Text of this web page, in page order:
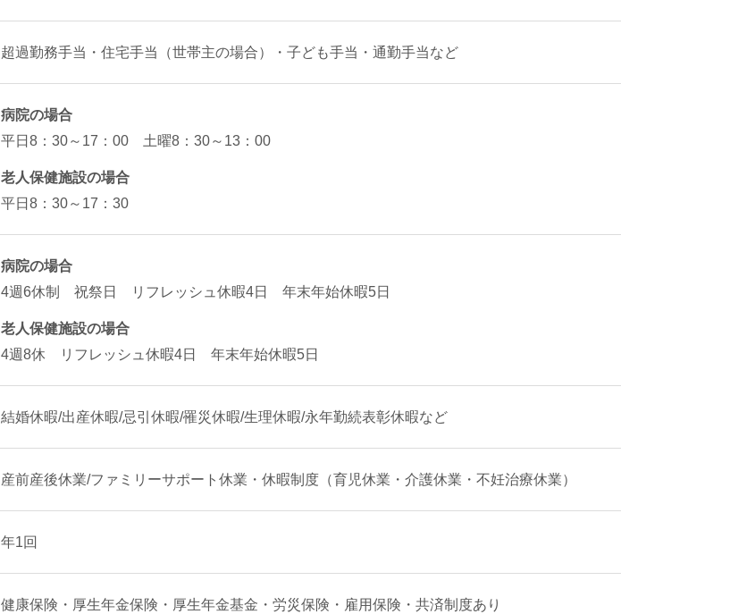
超過勤務手当・住宅手当（世帯主の場合）・子ども手当・通勤手当など
病院の場合
平日8：30～17：00 土曜8：30～13：00
老人保健施設の場合
平日8：30～17：30
病院の場合
4週6休制 祝祭日 リフレッシュ休暇4日 年末年始休暇5日
老人保健施設の場合
4週8休 リフレッシュ休暇4日 年末年始休暇5日
結婚休暇/出産休暇/忌引休暇/罹災休暇/生理休暇/永年勤続表彰休暇など
産前産後休業/ファミリーサポート休業・休暇制度（育児休業・介護休業・不妊治療休業）
年1回
健康保険・厚生年金保険・厚生年金基金・労災保険・雇用保険・共済制度あり